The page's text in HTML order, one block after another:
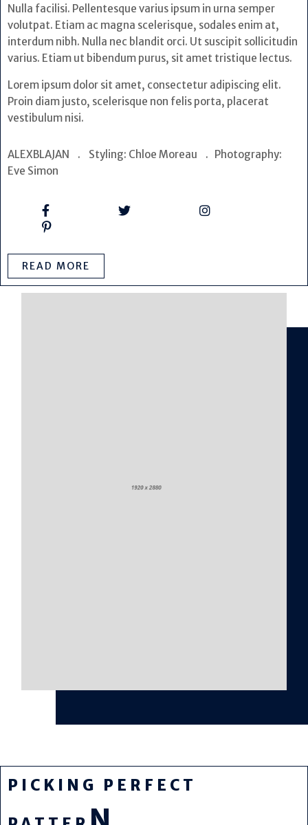
Nulla facilisi. Pellentesque varius ipsum in urna semper
volutpat. Etiam ac magna scelerisque, sodales enim at,
interdum nibh. Nulla nec blandit orci. Ut suscipit sollicitudin
varius. Etiam ut bibendum purus, sit amet tristique lectus.
Lorem ipsum dolor sit amet, consectetur adipiscing elit.
Proin diam justo, scelerisque non felis porta, placerat
vestibulum nisi.
ALEXBLAJAN . Styling: Chloe Moreau . Photography:
Eve Simon
READ MORE
PICKING PERFECT